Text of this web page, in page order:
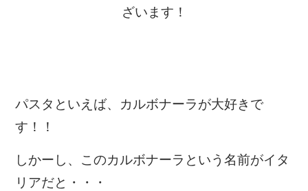
ざいます！
パスタといえば、カルボナーラが大好きで
す！！
しかーし、このカルボナーラという名前がイタ
リアだと・・・